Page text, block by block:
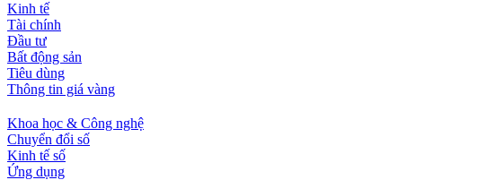
Kinh tế
Tài chính
Đầu tư
Bất động sản
Tiêu dùng
Thông tin giá vàng
Khoa học & Công nghệ
Chuyển đổi số
Kinh tế số
Ứng dụng